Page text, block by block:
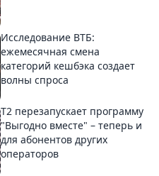
Исследование ВТБ:
ежемесячная смена
категорий кешбэка создает
волны спроса
Т2 перезапускает программу
"Выгодно вместе" – теперь и
для абонентов других
операторов